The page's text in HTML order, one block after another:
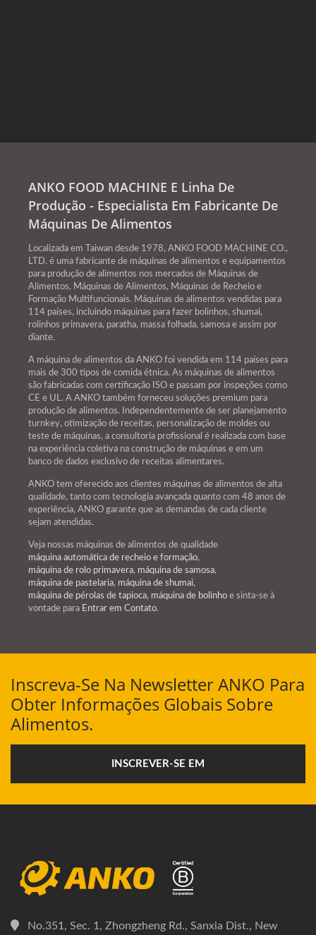
ANKO FOOD MACHINE E Linha De
Produção - Especialista Em Fabricante De
Máquinas De Alimentos
Localizada em Taiwan desde 1978, ANKO FOOD MACHINE CO.,
LTD. é uma fabricante de máquinas de alimentos e equipamentos
para produção de alimentos nos mercados de Máquinas de
Alimentos, Máquinas de Alimentos, Máquinas de Recheio e
Formação Multifuncionais. Máquinas de alimentos vendidas para
114 países, incluindo máquinas para fazer bolinhos, shumai,
rolinhos primavera, paratha, massa folhada, samosa e assim por
diante.
A máquina de alimentos da ANKO foi vendida em 114 países para
mais de 300 tipos de comida étnica. As máquinas de alimentos
são fabricadas com certificação ISO e passam por inspeções como
CE e UL. A ANKO também forneceu soluções premium para
produção de alimentos. Independentemente de ser planejamento
turnkey, otimização de receitas, personalização de moldes ou
teste de máquinas, a consultoria profissional é realizada com base
na experiência coletiva na construção de máquinas e em um
banco de dados exclusivo de receitas alimentares.
ANKO tem oferecido aos clientes máquinas de alimentos de alta
qualidade, tanto com tecnologia avançada quanto com 48 anos de
experiência, ANKO garante que as demandas de cada cliente
sejam atendidas.
Veja nossas máquinas de alimentos de qualidade
máquina automática de recheio e formação,
máquina de rolo primavera, máquina de samosa,
máquina de pastelaria, máquina de shumai,
máquina de pérolas de tapioca, máquina de bolinho e sinta-se à
vontade para Entrar em Contato.
Inscreva-Se Na Newsletter ANKO Para
Obter Informações Globais Sobre
Alimentos.
INSCREVER-SE EM
No.351, Sec. 1, Zhongzheng Rd., Sanxia Dist., New